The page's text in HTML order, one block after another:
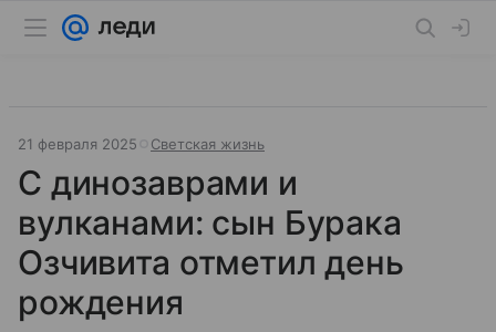
21 февраля 2025 Светская жизнь
С динозаврами и
вулканами: сын Бурака
Озчивита отметил день
рождения